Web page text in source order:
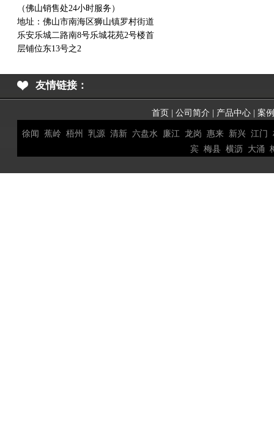
（佛山销售处24小时服务）
地址： 佛山市南海区狮山镇罗村街道
乐安乐城二路南8号乐城花苑2号楼首
层铺位东13号之2
友情链接：
首页| 公司简介 | 产品中心| 案
徐闻 蕉岭 梧州 乳源 清新 六盘水 廉江 龙岗 惠来 新兴 江门
宾 梅县 横沥 大涌